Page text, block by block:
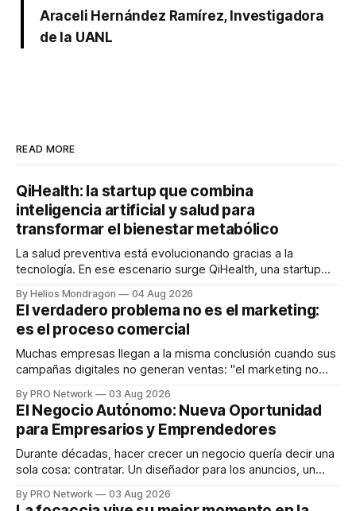
Araceli Hernández Ramírez, Investigadora
de la UANL
READ MORE
QiHealth: la startup que combina
inteligencia artificial y salud para
transformar el bienestar metabólico
La salud preventiva está evolucionando gracias a la
tecnología. En ese escenario surge QiHealth, una startup
dispositivos inteligentes, inteligencia artificial y monitoreo
en tiempo real para ayudar a las personas a tomar mejores
decisiones sobre su salud metabólica. Su propuesta busca
responder
By Helios Mondragon 04 Aug 2026
El verdadero problema no es el marketing:
es el proceso comercial
Muchas empresas llegan a la misma conclusión cuando sus
campañas digitales no generan ventas: "el marketing no
INTERIUS, el problema suele estar en otro lugar. Durante
una entrevista para el podcast SER PRO, el especialista en
marketing digital explicó que
By PRO Network 03 Aug 2026
El Negocio Autónomo: Nueva Oportunidad
para Empresarios y Emprendedores
Durante décadas, hacer crecer un negocio quería decir una
sola cosa: contratar. Un diseñador para los anuncios, un
para los textos, alguien que supiera de publicidad digital
By PRO Network 03 Aug 2026